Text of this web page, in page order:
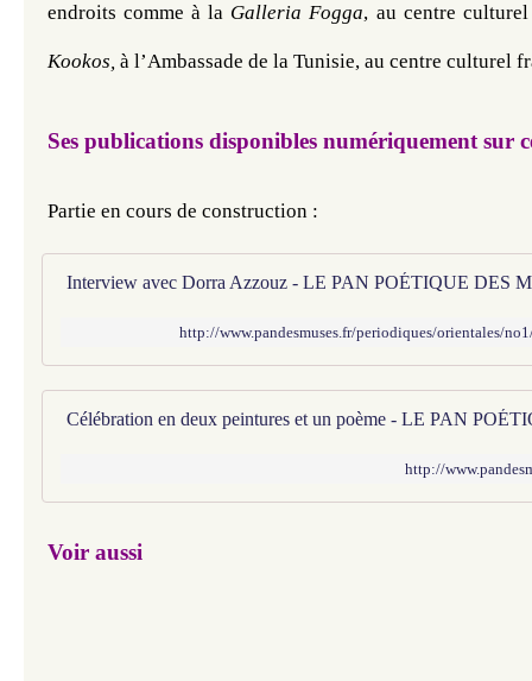
endroits comme à la Galleria Fogga, au centre
Kookos, à l’Ambassade de la Tunisie, au centre culturel
Ses publications disponibles numériquement sur
Partie en cours de construction :
Interview avec Dorra Azzouz - LE PAN POÉTIQUE DES
http://www.pandesmuses.fr/periodiques/orientales/
Célébration en deux peintures et un poème - LE PAN
http://
Voir aussi